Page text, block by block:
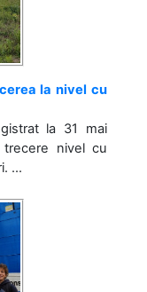
la nivel cu
la 31 mai
nivel cu
...